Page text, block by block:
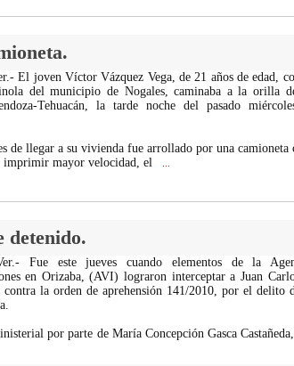
El joven Víctor Vázquez Vega, de 21 años de edad,
del municipio de Nogales, caminaba a la orilla
Tehuacán, la tarde noche del pasado
de llegar a su vivienda fue arrollado por una camioneta
imprimir mayor velocidad, el
detenido.
Fue este jueves cuando elementos de la
en Orizaba, (AVI) lograron interceptar a Juan
contra la orden de aprehensión 141/2010, por el delito
por parte de María Concepción Gasca